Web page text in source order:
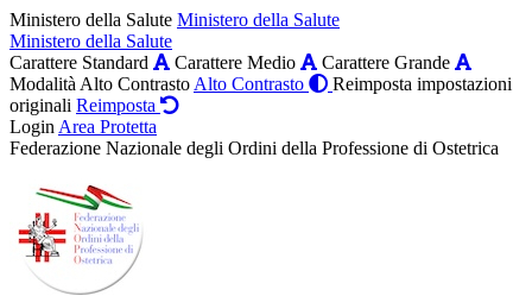
Ministero della Salute Ministero della Salute
Ministero della Salute
Carattere Standard
Carattere Medio
Carattere Grande
Modalità Alto Contrasto Alto Contrasto
Reimposta impostazioni
originali Reimposta
Login Area Protetta
Federazione Nazionale degli Ordini della Professione di Ostetrica